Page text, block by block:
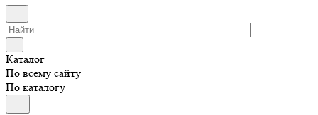
Каталог
По всему сайту
По каталогу